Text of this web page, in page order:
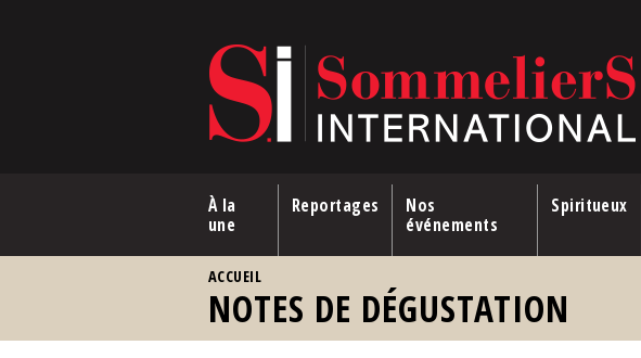
À la
une
Reportages
Nos
événements
Spiritueux
ACCUEIL
NOTES DE DÉGUSTATION